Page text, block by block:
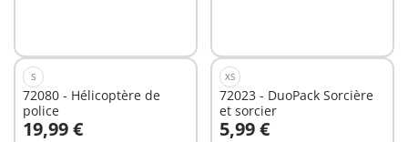
S
72080 - Hélicoptère de
police
19,99 €
XS
72023 - DuoPack Sorcière
et sorcier
5,99 €